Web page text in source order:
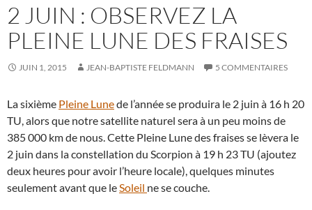
2 JUIN : OBSERVEZ LA
PLEINE LUNE DES FRAISES
JUIN 1, 2015 JEAN-BAPTISTE FELDMANN 5 COMMENTAIRES
La sixième Pleine Lunede l’année se produira le 2 juin à 16 h 20
TU, alors que notre satellite naturel sera à un peu moins de
385 000 km de nous. Cette Pleine Lune des fraises se lèvera le
2 juin dans la constellation du Scorpion à 19 h 23 TU (ajoutez
deux heures pour avoir l’heure locale), quelques minutes
seulement avant que leSoleil ne se couche.